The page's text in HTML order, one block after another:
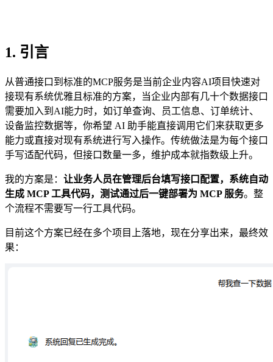
1. 引言
从普通接口到标准的MCP服务是当前企业内容AI项目快速对
接现有系统优雅且标准的方案，当企业内部有几十个数据接口
需要加入到AI能力时，如订单查询、员工信息、订单统计、
设备监控数据等，你希望 AI 助手能直接调用它们来获取更多
能力或直接对现有系统进行写入操作。传统做法是为每个接口
手写适配代码，但接口数量一多，维护成本就指数级上升。
我的方案是： 让业务人员在管理后台填写接口配置，系统自动
生成 MCP 工具代码，测试通过后一键部署为 MCP 服务。整
个流程不需要写一行工具代码。
目前这个方案已经在多个项目上落地，现在分享出来，最终效
果：